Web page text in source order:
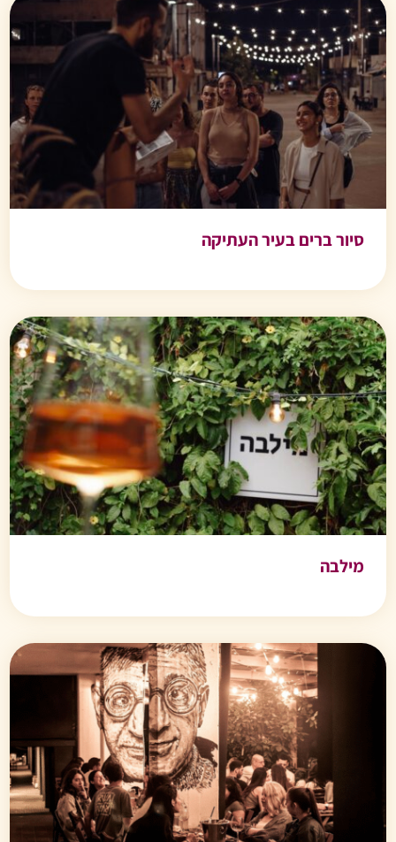
סיור ברים בעיר העתיקה
מילבה